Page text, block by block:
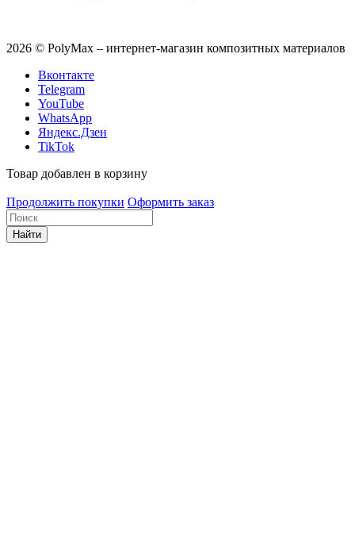
2026 © PolyMax – интернет-магазин композитных материалов
Вконтакте
Telegram
YouTube
WhatsApp
Яндекс.Дзен
TikTok
Товар добавлен в корзину
Продолжить покупки Оформить заказ
Найти